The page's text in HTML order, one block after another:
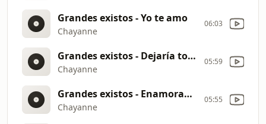
Grandes existos - Yo te amo
Chayanne
06:03
Grandes existos - Dejaría todo
Chayanne
05:59
Grandes existos - Enamorado -a namorata-
Chayanne
05:55